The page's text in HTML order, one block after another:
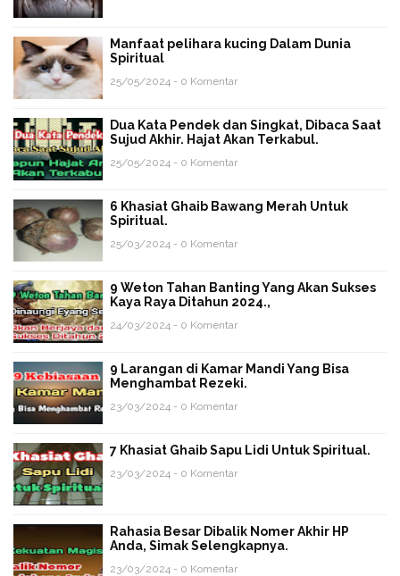
Manfaat pelihara kucing Dalam Dunia
Spiritual
25/05/2024 - 0 Komentar
Dua Kata Pendek dan Singkat, Dibaca Saat
Sujud Akhir. Hajat Akan Terkabul.
25/05/2024 - 0 Komentar
6 Khasiat Ghaib Bawang Merah Untuk
Spiritual.
25/03/2024 - 0 Komentar
9 Weton Tahan Banting Yang Akan Sukses
Kaya Raya Ditahun 2024.,
24/03/2024 - 0 Komentar
9 Larangan di Kamar Mandi Yang Bisa
Menghambat Rezeki.
23/03/2024 - 0 Komentar
7 Khasiat Ghaib Sapu Lidi Untuk Spiritual.
23/03/2024 - 0 Komentar
Rahasia Besar Dibalik Nomer Akhir HP
Anda, Simak Selengkapnya.
23/03/2024 - 0 Komentar